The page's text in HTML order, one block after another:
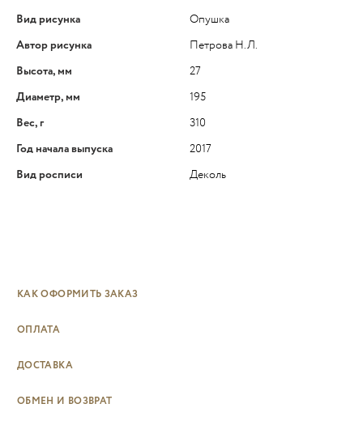
Вид рисунка
Опушка
Автор рисунка
Петрова Н.Л.
Высота, мм
27
Диаметр, мм
195
Вес, г
310
Год начала выпуска
2017
Вид росписи
Деколь
КАК ОФОРМИТЬ ЗАКАЗ
ОПЛАТА
ДОСТАВКА
ОБМЕН И ВОЗВРАТ